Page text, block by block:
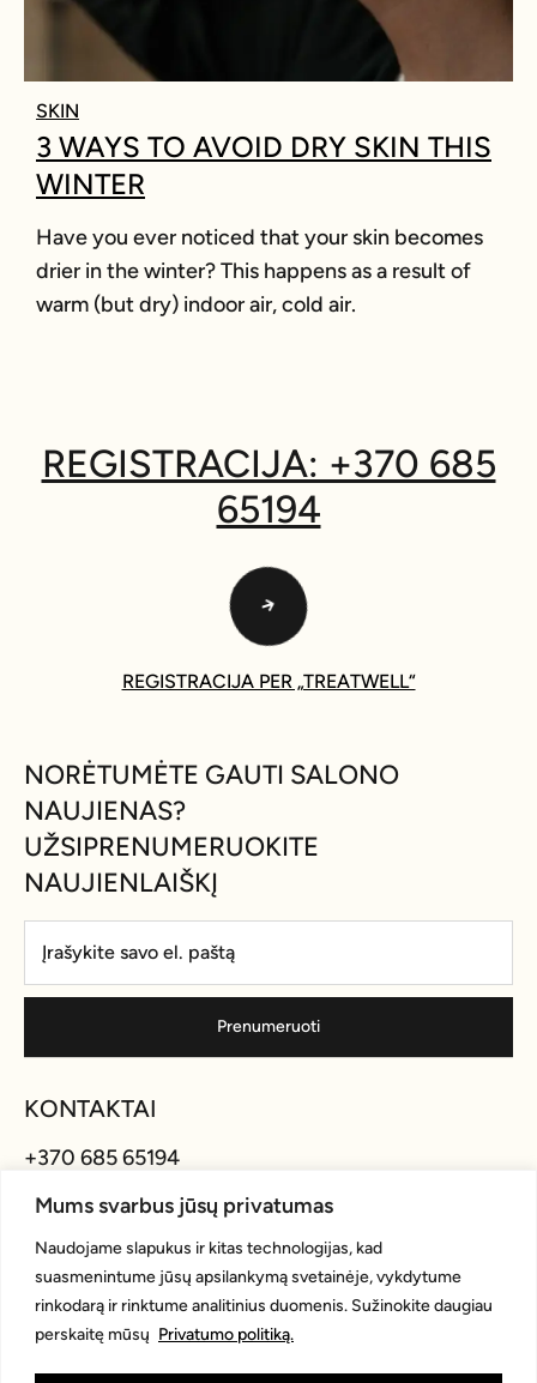
Mums svarbus jūsų privatumas
Naudojame slapukus ir kitas technologijas, kad
suasmenintume jūsų apsilankymą svetainėje, vykdytume
rinkodarą ir rinktume analitinius duomenis. Sužinokite daugiau
perskaitę mūsų Privatumo politiką.
SKIN
3 WAYS TO AVOID DRY SKIN THIS
WINTER
Have you ever noticed that your skin becomes
drier in the winter? This happens as a result of
warm (but dry) indoor air, cold air.
REGISTRACIJA: +370 685
65194
REGISTRACIJA PER „TREATWELL“
NORĖTUMĖTE GAUTI SALONO
NAUJIENAS?
UŽSIPRENUMERUOKITE
NAUJIENLAIŠKĮ
Prenumeruoti
KONTAKTAI
+370 685 65194
info@andreteam.lt
ADRESAS
Laisvės al. 9, Kaunas, 44238